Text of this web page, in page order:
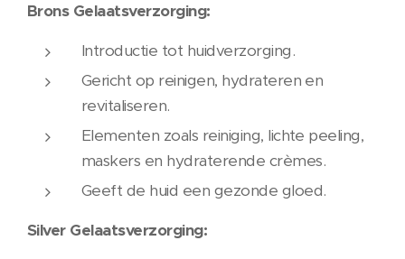
Brons Gelaatsverzorging:
Introductie tot huidverzorging.
Gericht op reinigen, hydrateren en
revitaliseren.
Elementen zoals reiniging, lichte peeling,
maskers en hydraterende crèmes.
Geeft de huid een gezonde gloed.
Silver Gelaatsverzorging: